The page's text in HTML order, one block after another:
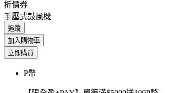
折價券
手壓式鼓風機
追蹤
加入購物車
立即購買
P幣